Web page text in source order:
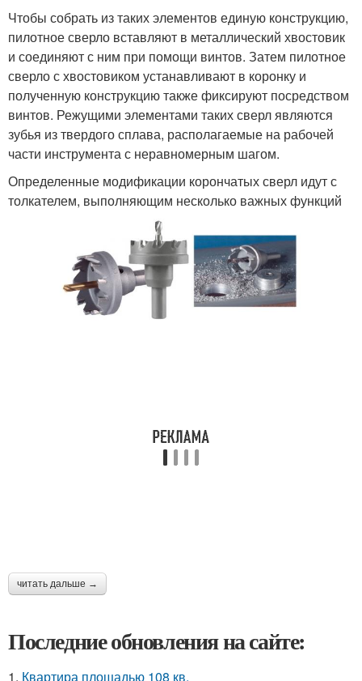
Чтобы собрать из таких элементов единую конструкцию,
пилотное сверло вставляют в металлический хвостовик
и соединяют с ним при помощи винтов. Затем пилотное
сверло с хвостовиком устанавливают в коронку и
полученную конструкцию также фиксируют посредством
винтов. Режущими элементами таких сверл являются
зубья из твердого сплава, располагаемые на рабочей
части инструмента с неравномерным шагом.
Определенные модификации корончатых сверл идут с
толкателем, выполняющим несколько важных функций
читать дальше →
Последние обновления на сайте:
1. Квартира площадью 108 кв.